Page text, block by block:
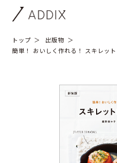
トップ
出版物
簡単！ おいしく作れる！ スキレッ